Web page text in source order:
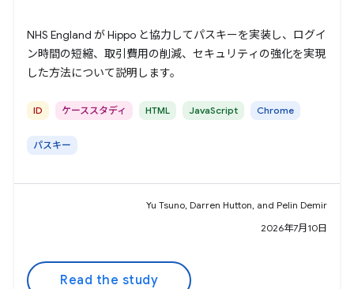
NHS England が Hippo と協力してパスキーを実装し、ログイ
ン時間の短縮、取引費用の削減、セキュリティの強化を実現
した方法について説明します。
ID ケーススタディ HTML JavaScript Chrome
パスキー
Yu Tsuno, Darren Hutton, and Pelin Demir
2026年7月10日
Read the study